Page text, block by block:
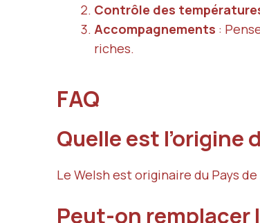
Contrôle des
Accompagnements :
riches.
FAQ
Quelle est l’origine
Le Welsh est originaire du Pays
Peut-on remplacer